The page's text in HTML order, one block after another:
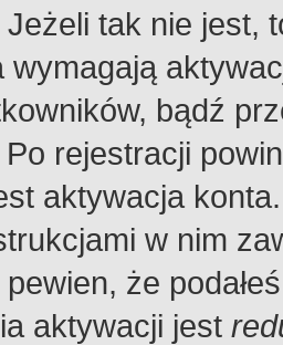
tak nie jest,
wymagają
bądź
rejestracji
aktywacja
w nim
że
aktywacji jest